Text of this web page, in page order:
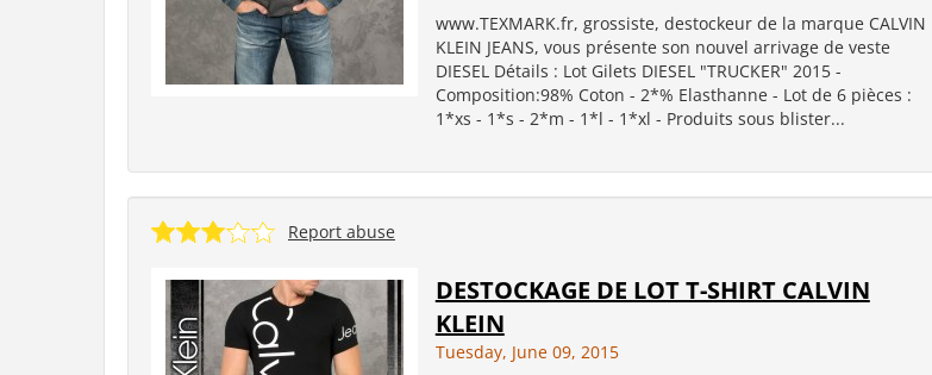
www.TEXMARK.fr, grossiste, destockeur de la marque CALVIN
KLEIN JEANS, vous présente son nouvel arrivage de veste
DIESEL Détails : Lot Gilets DIESEL "TRUCKER" 2015 -
Composition:98% Coton - 2*% Elasthanne - Lot de 6 pièces :
1*xs - 1*s - 2*m - 1*l - 1*xl - Produits sous blister...
Report abuse
DESTOCKAGE DE LOT T-SHIRT CALVIN
KLEIN
Tuesday, June 09, 2015